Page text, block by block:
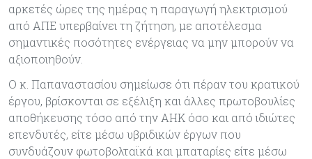
αρκετές ώρες της ημέρας η παραγωγή ηλεκτρισμού
από ΑΠΕ υπερβαίνει τη ζήτηση, με αποτέλεσμα
σημαντικές ποσότητες ενέργειας να μην μπορούν να
αξιοποιηθούν.
Ο κ. Παπαναστασίου σημείωσε ότι πέραν του κρατικού
έργου, βρίσκονται σε εξέλιξη και άλλες πρωτοβουλίες
αποθήκευσης τόσο από την ΑΗΚ όσο και από ιδιώτες
επενδυτές, είτε μέσω υβριδικών έργων που
συνδυάζουν φωτοβολταϊκά και μπαταρίες είτε μέσω